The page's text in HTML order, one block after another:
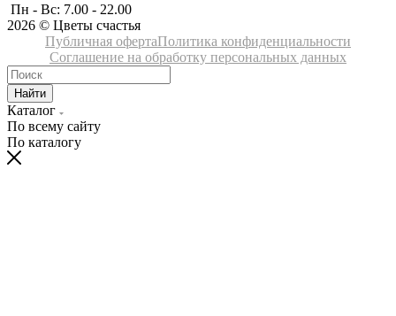
Пн - Вс: 7.00 - 22.00
2026 © Цветы счастья
Публичная офертаПолитика конфиденциальности
Соглашение на обработку персональных данных
Найти
Каталог
По всему сайту
По каталогу